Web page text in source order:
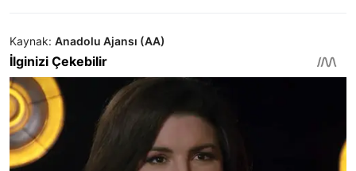
Kaynak: Anadolu Ajansı (AA)